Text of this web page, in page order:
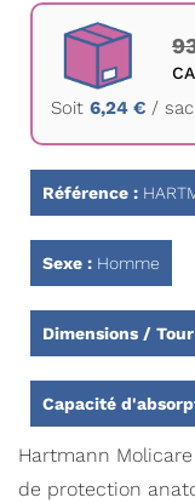
Passer
Galerie
Soit 6,24 € /
Référence :
Sexe : Homme
Dimensions /
Capacité
Hartmann
de protection